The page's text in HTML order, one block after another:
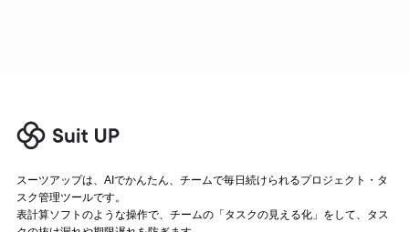
スーツアップは、AIでかんたん、チームで毎日続けられるプロジェクト・タ
スク管理ツールです。
表計算ソフトのような操作で、チームの「タスクの見える化」をして、タス